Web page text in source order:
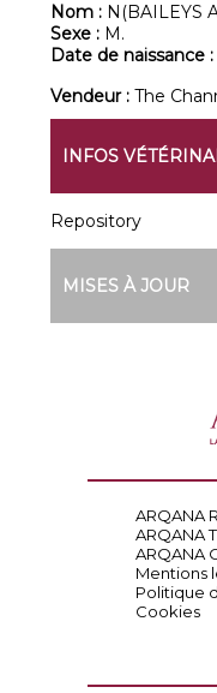
Nom : N(BAILEYS
Sexe : M.
Date de naissance :
Vendeur :The
INFOS
Repository
MISES À JOUR
ARQANA
ARQANA
ARQANA
Mentions
Politique
Cookies